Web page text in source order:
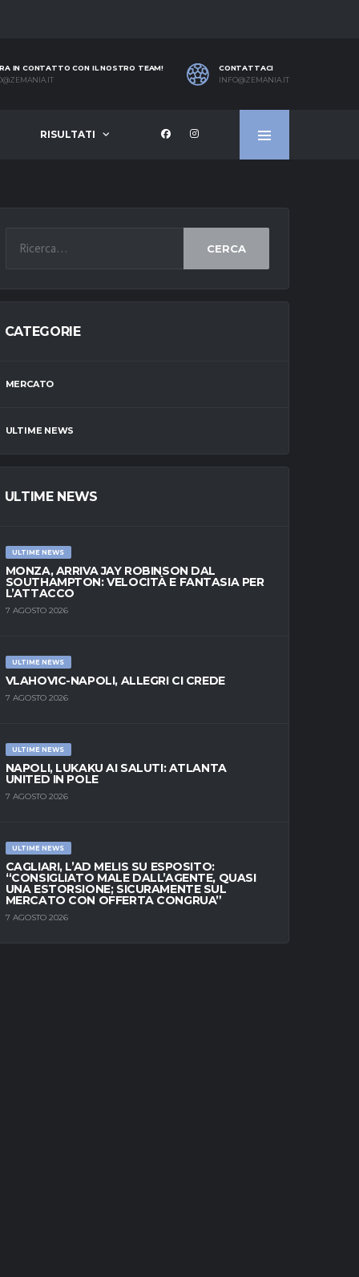
IN CONTATTO CON IL NOSTRO TEAM!
CONTATTACI
INFO@ZEMANIA.IT
RISULTATI
CERCA
CATEGORIE
MERCATO
ULTIME NEWS
ULTIME NEWS
ULTIME NEWS
MONZA, ARRIVA JAY ROBINSON DAL
SOUTHAMPTON: VELOCITÀ E FANTASIA PER
L’ATTACCO
7 AGOSTO 2026
ULTIME NEWS
VLAHOVIC-NAPOLI, ALLEGRI CI CREDE
7 AGOSTO 2026
ULTIME NEWS
NAPOLI, LUKAKU AI SALUTI: ATLANTA
UNITED IN POLE
7 AGOSTO 2026
ULTIME NEWS
CAGLIARI, L’AD MELIS SU ESPOSITO:
“CONSIGLIATO MALE DALL’AGENTE, QUASI
UNA ESTORSIONE; SICURAMENTE SUL
MERCATO CON OFFERTA CONGRUA”
7 AGOSTO 2026